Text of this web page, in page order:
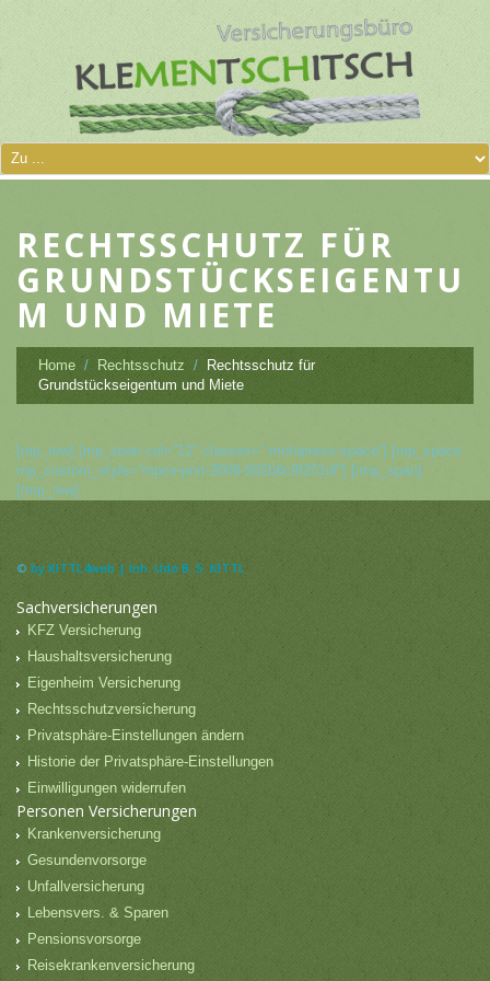
RECHTSSCHUTZ FÜR
GRUNDSTÜCKSEIGENTU
M UND MIETE
Home Rechtsschutz
Rechtsschutz für
Grundstückseigentum und Miete
[mp_row] [mp_span col=“12″ classes=“ motopress-space“] [mp_space
mp_custom_style=“mpce-prvt-3008-582b8c9f201df“] [/mp_span]
[/mp_row]
© by KITTL4web | Inh. Udo B. S. KITTL
Sachversicherungen
KFZ Versicherung
Haushaltsversicherung
Eigenheim Versicherung
Rechtsschutzversicherung
Privatsphäre-Einstellungen ändern
Historie der Privatsphäre-Einstellungen
Einwilligungen widerrufen
Personen Versicherungen
Krankenversicherung
Gesundenvorsorge
Unfallversicherung
Lebensvers. & Sparen
Pensionsvorsorge
Reisekrankenversicherung